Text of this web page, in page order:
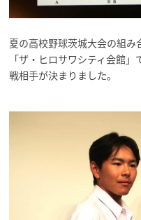
夏の高校野球茨城大会の組
「ザ・ヒロサワシティ会館
戦相手が決まりました。